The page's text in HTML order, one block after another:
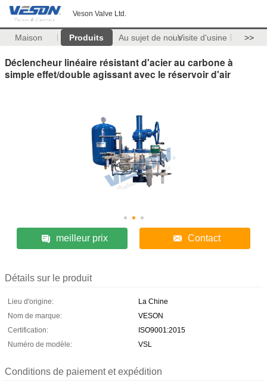
Veson Valve Ltd.
Maison Produits Au sujet de nousVisite d'usine >>
Déclencheur linéaire résistant d'acier au carbone à
simple effet/double agissant avec le réservoir d'air
meilleur prix Contact
Détails sur le produit
Lieu d'origine:
La Chine
Nom de marque:
VESON
Certification:
ISO9001:2015
Numéro de modèle:
VSL
Conditions de paiement et expédition